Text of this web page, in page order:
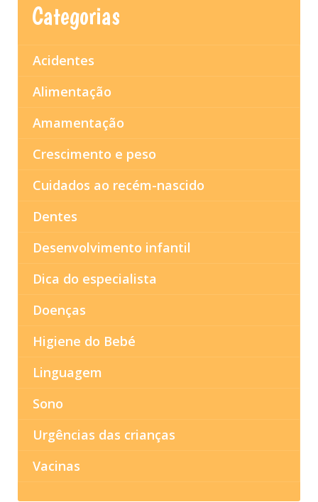
Categorias
Acidentes
Alimentação
Amamentação
Crescimento e peso
Cuidados ao recém-nascido
Dentes
Desenvolvimento infantil
Dica do especialista
Doenças
Higiene do Bebé
Linguagem
Sono
Urgências das crianças
Vacinas